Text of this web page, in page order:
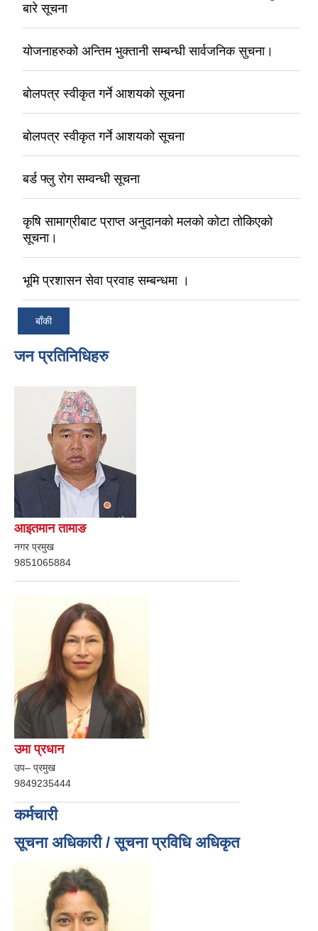
बारे सूचना
योजनाहरुको अन्तिम भुक्तानी सम्बन्धी सार्वजनिक सुचना।
बोलपत्र स्वीकृत गर्ने आशयको सूचना
बोलपत्र स्वीकृत गर्ने आशयको सूचना
बर्ड फ्लु रोग सम्वन्धी सूचना
कृषि सामाग्रीबाट प्राप्त अनुदानको मलको कोटा तोकिएको
सूचना।
भूमि प्रशासन सेवा प्रवाह सम्बन्धमा ।
बाँकी
जन प्रतिनिधिहरु
आइतमान तामाङ
नगर प्रमुख
9851065884
उमा प्रधान
उप– प्रमुख
9849235444
कर्मचारी
सूचना अधिकारी / सूचना प्रविधि अधिकृत